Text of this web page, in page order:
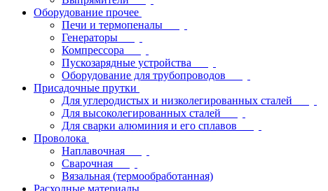
Оборудование прочее
Печи и термопеналы
Генераторы
Компрессора
Пускозарядные устройства
Оборудование для трубопроводов
Присадочные прутки
Для углеродистых и низколегированных сталей
Для высоколегированных сталей
Для сварки алюминия и его сплавов
Проволока
Наплавочная
Сварочная
Вязальная (термообработанная)
Расходные материалы